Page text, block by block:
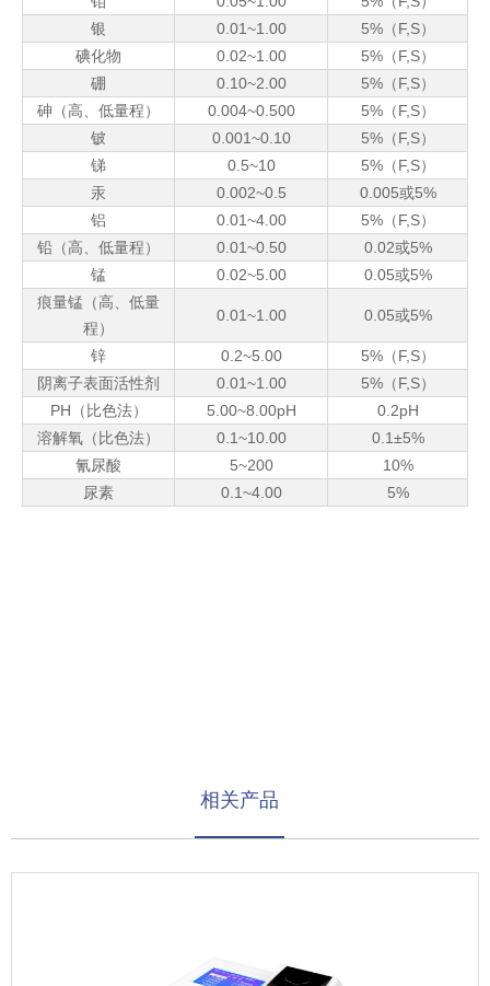
银
0.01~1.00
5%（F,S）
碘化物
0.02~1.00
5%（F,S）
硼
0.10~2.00
5%（F,S）
砷（高、低量程）
0.004~0.500
5%（F,S）
铍
0.001~0.10
5%（F,S）
锑
0.5~10
5%（F,S）
汞
0.002~0.5
0.005或5%
铝
0.01~4.00
5%（F,S）
铅（高、低量程）
0.01~0.50
0.02或5%
锰
0.02~5.00
0.05或5%
痕量锰（高、低量
程）
0.01~1.00 0.05或5%
锌 0.2~5.00
5%（F,S）
阴离子表面活性剂
0.01~1.00
5%（F,S）
PH（比色法）
5.00~8.00pH
0.2pH
溶解氧（比色法）
0.1~10.00
0.1±5%
氰尿酸
5~200
10%
尿素
0.1~4.00 5%
相关产品